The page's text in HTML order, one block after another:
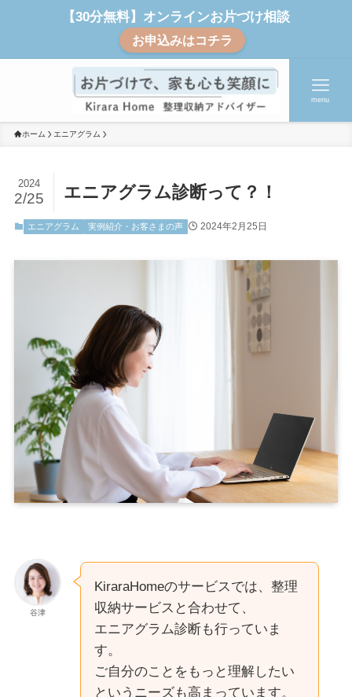
【30分無料】オンラインお片づけ相談
お申込みはコチラ
menu
ホーム エニアグラム
エニアグラム診断って？！
2024
2/25
エニアグラム 実例紹介・お客さまの声 2024年2月25日
谷津
KiraraHomeのサービスでは、整理
収納サービスと合わせて、
エニアグラム診断も行っていま
す。
ご自分のことをもっと理解したい
というニーズも高まっています。